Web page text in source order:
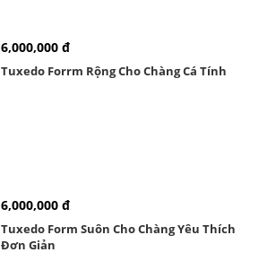
6,000,000 đ
Tuxedo Forrm Rộng Cho Chàng Cá Tính
6,000,000 đ
Tuxedo Form Suôn Cho Chàng Yêu Thích
Đơn Giản